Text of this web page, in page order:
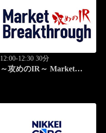
12:00-12:30 30分
～攻めのIR～ Market